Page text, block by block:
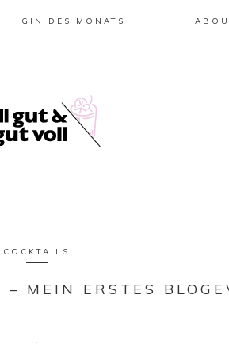
GIN DES MONATS
COCKTAILS
– MEIN ERSTES